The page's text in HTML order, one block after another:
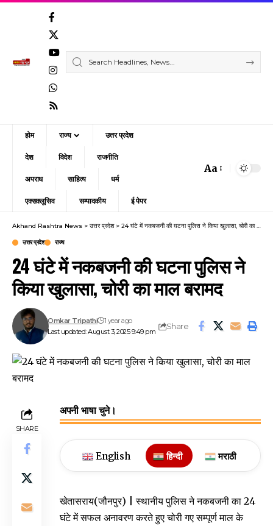
होम राज्य उत्तर प्रदेश
देश विदेश राजनीति
अपराध साहित्य धर्म
एक्सक्लूसिव सम्पादकीय ई पेपर
Font
Aa
Akhand Rashtra News > उत्तर प्रदेश> 24 घंटे में नकबजनी की घटना पुलिस ने किया खुलासा, चोरी का माल बरामद
उत्तर प्रदेश राज्य
24 घंटे में नकबजनी की घटना पुलिस ने
किया खुलासा, चोरी का माल बरामद
Last updated: August 3, 2025 9:49 pm
Omkar Tripathi 1 year ago
Share
SHARE
अपनी भाषा चुने।
English हिन्दी मराठी
खेतासराय(जौनपुर) | स्थानीय पुलिस ने नकबजनी का 24
घंटे में सफल अनावरण करते हुए चोरी गए सम्पूर्ण माल के